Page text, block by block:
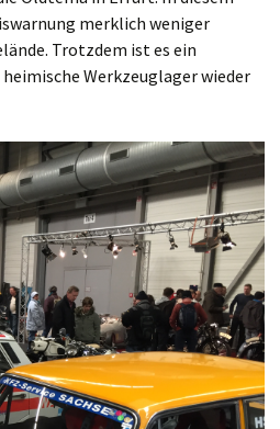
merklich weniger
Trotzdem ist es ein
Werkzeuglager wieder